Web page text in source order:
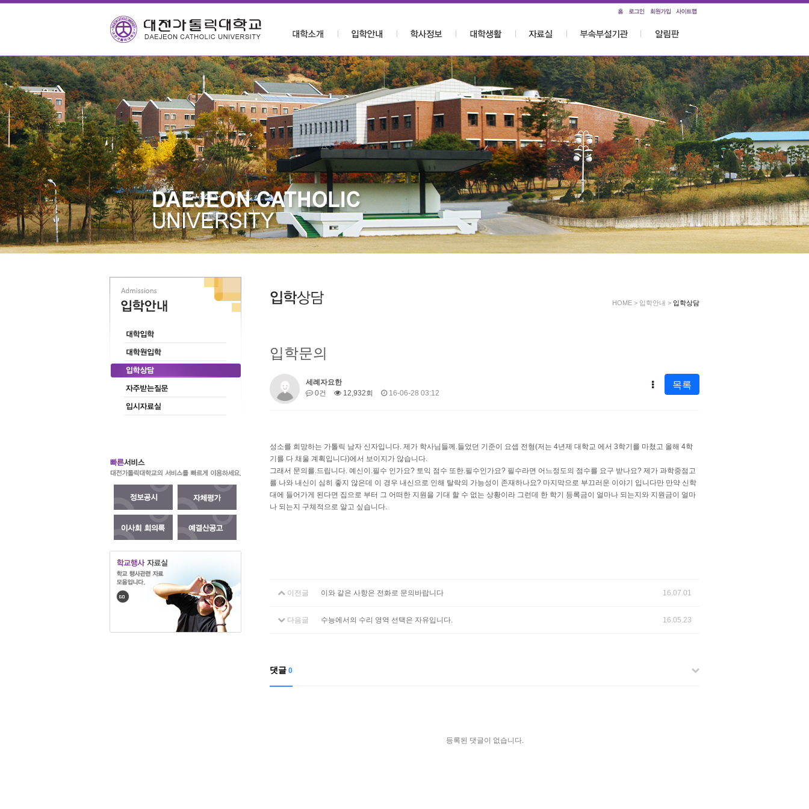
HOME > 입학안내 > 입학상담
입학문의
세례자요한
0건
12,932회 16-06-28 03:12
목록
성소를 희망하는 가톨릭 남자 신자입니다. 제가 학사님들께.들었던 기준이 요셉 전형(저는 4년제 대학교 에서 3학기를 마쳤고 올해 4학
기를 다 채울 계획입니다)에서 보이지가 않습니다.
그래서 문의를.드립니다. 예신이.필수 인가요? 토익 점수 또한.필수인가요? 필수라면 어느정도의 점수를 요구 받나요? 제가 과학중점고
를 나와 내신이 심히 좋지 않은데 이 경우 내신으로 인해 탈락의 가능성이 존재하나요? 마지막으로 부끄러운 이야기 입니다만 만약 신학
대에 들어가게 된다면 집으로 부터 그 어떠한 지원을 기대 할 수 없는 상황이라 그런데 한 학기 등록금이 얼마나 되는지와 지원금이 얼마
나 되는지 구체적으로 알고 싶습니다.
이전글 이와 같은 사항은 전화로 문의바랍니다 16.07.01
다음글 수능에서의 수리 영역 선택은 자유입니다. 16.05.23
댓글 0
등록된 댓글이 없습니다.